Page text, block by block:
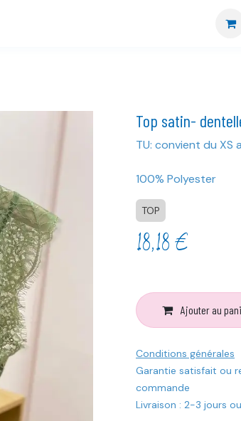
Livraison et retour
Top satin-
TU: convient du XS
100% Polyester
TOP
18,18€
Ajouter au
Conditions générales
Garantie satisfait ou
commande
Livraison : 2-3 jours